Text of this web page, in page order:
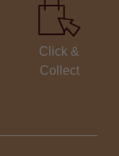
Click &
Collect